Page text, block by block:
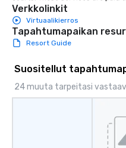
Verkkolinkit
Virtuaalikierros
Tapahtumapaikan
Resort Guide
Suositellut
24 muuta tarpeitasi